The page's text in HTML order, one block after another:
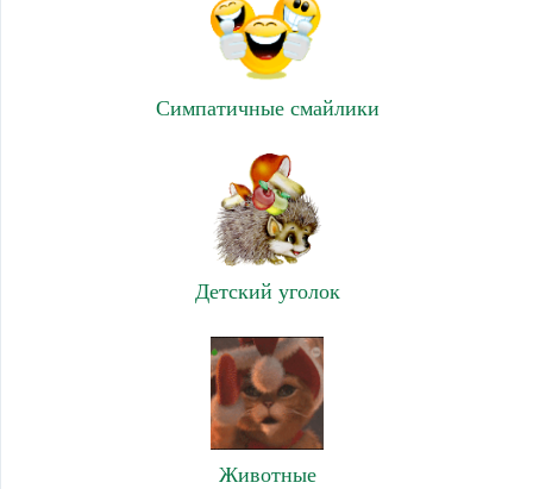
Симпатичные смайлики
Детский уголок
Животные